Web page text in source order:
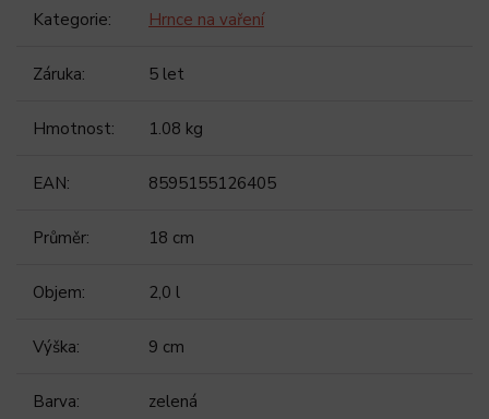
Kategorie: Hrnce na vaření
Záruka: 5 let
Hmotnost: 1.08 kg
EAN: 8595155126405
Průměr: 18 cm
Objem: 2,0 l
Výška: 9 cm
Barva: zelená